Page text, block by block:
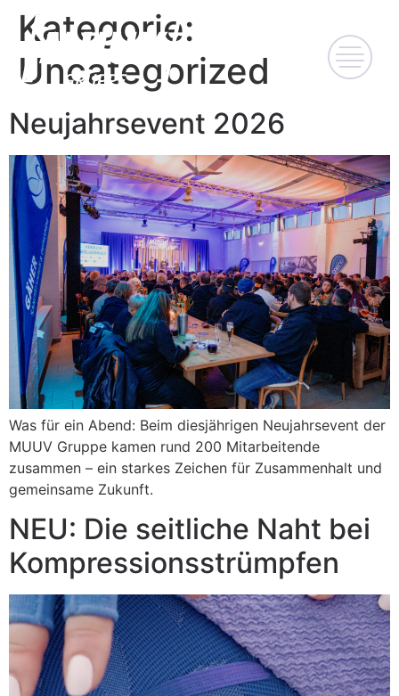
Kategorie:
Uncategorized
Neujahrsevent 2026
Was für ein Abend: Beim diesjährigen Neujahrsevent der
MUUV Gruppe kamen rund 200 Mitarbeitende
zusammen – ein starkes Zeichen für Zusammenhalt und
gemeinsame Zukunft.
NEU: Die seitliche Naht bei
Kompressionsstrümpfen